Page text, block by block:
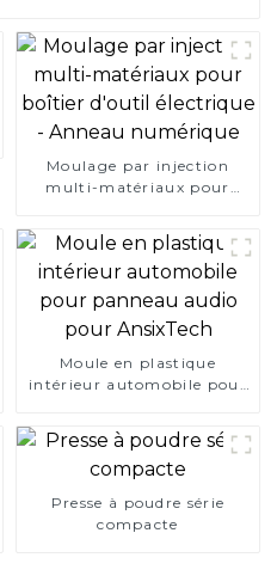
Moulage par injection
multi-matériaux pour
Moule en plastique
intérieur automobile pour
Presse à poudre série
compacte